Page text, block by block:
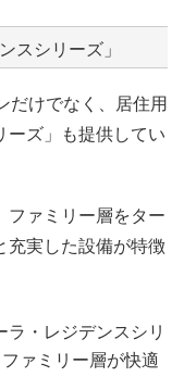
スシリーズ」
だけでなく、居住用
ーズ」も提供してい
ファミリー層をター
充実した設備が特徴
ラ・レジデンスシリ
ァミリー層が快適